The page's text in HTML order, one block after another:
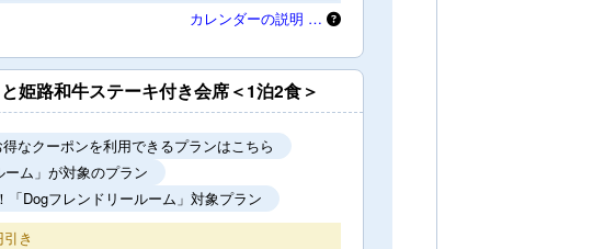
カレンダーの説明 …
姫路和牛ステーキ付き会席＜1泊2食＞
得なクーポンを利用できるプランはこちら
ム」が対象のプラン
「Dogフレンドリールーム」対象プラン
き